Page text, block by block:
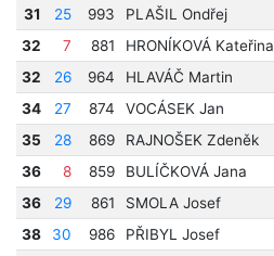
31
25 993 PLAŠIL Ondřej
32
7 881 HRONÍKOVÁ Kateřina
32
26 964 HLAVÁČ Martin
34
27 874 VOCÁSEK Jan
35
28 869 RAJNOŠEK Zdeněk
36
8 859 BULÍČKOVÁ Jana
36
29 861 SMOLA Josef
38
30 986 PŘIBYL Josef